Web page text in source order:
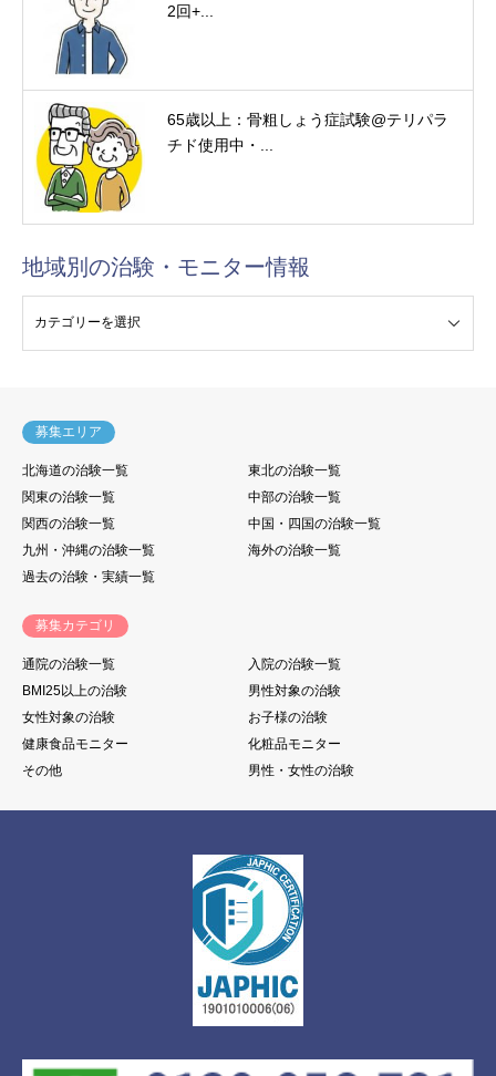
2回+...
65歳以上：骨粗しょう症試験@テリパラ
チド使用中・...
地域別の治験・モニター情報
募集エリア
北海道の治験一覧
東北の治験一覧
関東の治験一覧
中部の治験一覧
関西の治験一覧
中国・四国の治験一覧
九州・沖縄の治験一覧
海外の治験一覧
過去の治験・実績一覧
募集カテゴリ
通院の治験一覧
入院の治験一覧
BMI25以上の治験
男性対象の治験
女性対象の治験
お子様の治験
健康食品モニター
化粧品モニター
その他
男性・女性の治験